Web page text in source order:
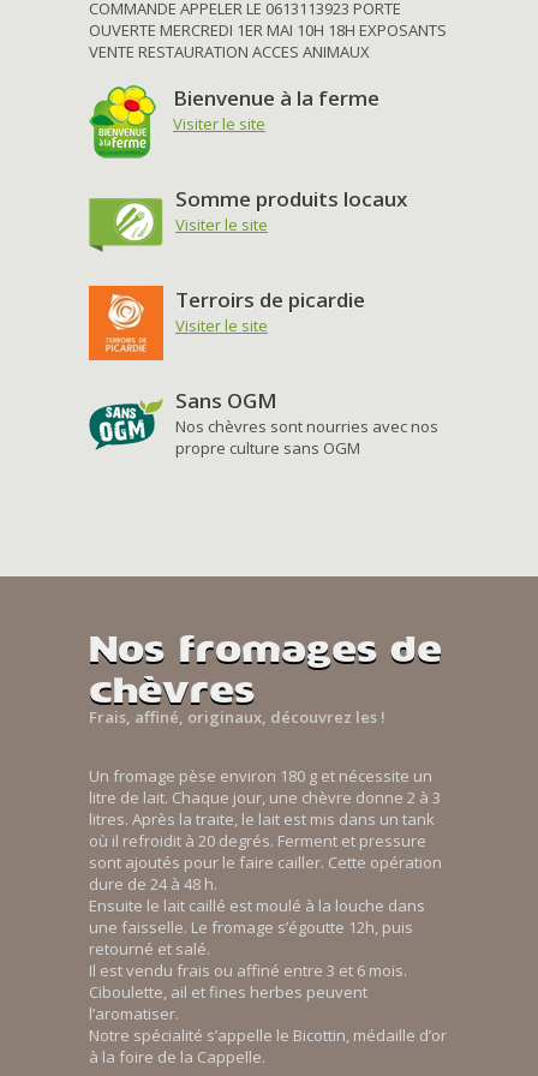
COMMANDE APPELER LE 0613113923 PORTE
OUVERTE MERCREDI 1ER MAI 10H 18H EXPOSANTS
VENTE RESTAURATION ACCES ANIMAUX
Bienvenue à la ferme
Visiter le site
Somme produits locaux
Visiter le site
Terroirs de picardie
Visiter le site
Sans OGM
Nos chèvres sont nourries avec nos
propre culture sans OGM
Nos fromages de
chèvres
Frais, affiné, originaux, découvrez les !
Un fromage pèse environ 180 g et nécessite un
litre de lait. Chaque jour, une chèvre donne 2 à 3
litres. Après la traite, le lait est mis dans un tank
où il refroidit à 20 degrés. Ferment et pressure
sont ajoutés pour le faire cailler. Cette opération
dure de 24 à 48 h.
Ensuite le lait caillé est moulé à la louche dans
une faisselle. Le fromage s’égoutte 12h, puis
retourné et salé.
Il est vendu frais ou affiné entre 3 et 6 mois.
Ciboulette, ail et fines herbes peuvent
l’aromatiser.
Notre spécialité s’appelle le Bicottin, médaille d’or
à la foire de la Cappelle.